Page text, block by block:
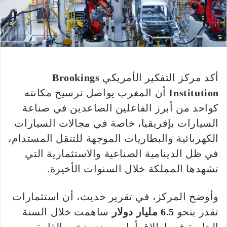
أكد مركز التفكير الأمريكي Brookings
Institutionأن المغرب يواصل ترسيخ مكانته
كواحد من أبرز الفاعلين الصاعدين في صناعة
السيارات بإفريقيا، خاصة في مجالات السيارات
الكهربائية والبطاريات الموجهة للتنقل المستدام،
في ظل الدينامية الصناعية والاستثمارية التي
تشهدها المملكة خلال السنوات الأخيرة.
وأوضح المركز، في تقرير حديث، أن استثمارات
تقدر بنحو 6.5 مليار دولار
ساهمت خلال السنة